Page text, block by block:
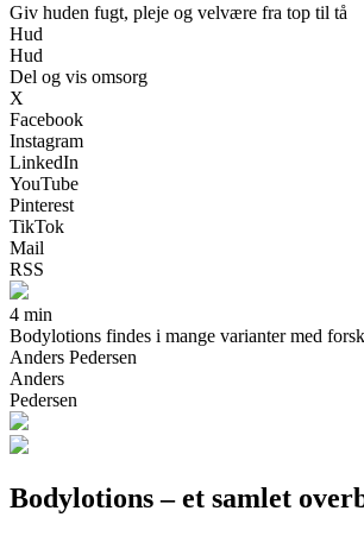
Giv huden fugt, pleje og velvære fra top til tå
Hud
Hud
Del og vis omsorg
X
Facebook
Instagram
LinkedIn
YouTube
Pinterest
TikTok
Mail
RSS
4 min
Bodylotions findes i mange varianter med
Anders Pedersen
Anders
Pedersen
Bodylotions – et samlet